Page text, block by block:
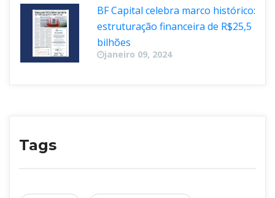
BF Capital celebra marco histórico:
estruturação financeira de R$25,5
bilhõe
janeiro 09, 2024
Tag